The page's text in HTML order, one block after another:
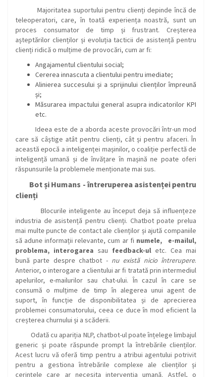
Majoritatea suportului pentru clienți depinde încă de
teleoperatori, care, în toată experiența noastră, sunt un
proces consumator de timp și frustrant. Creșterea
așteptărilor clienților și evoluția tacticii de asistență pentru
clienți ridică o mulțime de provocări, cum ar fi:
Angajamentul clientului social;
Cererea innascuta a clientului pentru imediate;
Alinierea succesului și a sprijinului clienților împreună
și;
Măsurarea impactului general asupra indicatorilor KPI
etc.
Ideea este de a aborda aceste provocări într-un mod
care să câștige atât pentru clienți, cât și pentru afaceri. În
această epocă a inteligenței mașinilor, o coaliție perfectă de
inteligență umană și de învățare în mașină ne poate oferi
răspunsurile la problemele menționate mai sus.
Bot și Humans - întreruperea asistenței pentru
clienți
Blocurile inteligente au început deja să influențeze
industria de asistență pentru clienți. Chatbot poate prelua
mai multe puncte de contact ale clienților și ajută companiile
să adune informații relevante, cum ar fi numele, e-mailul,
problema, interogareasau feedback-ul etc. Cea mai
bună parte despre chatbot - nu există nicio întrerupere.
Anterior, o interogare a clientului ar fi tratată prin intermediul
apelurilor, e-mailurilor sau chat-ului. În cazul în care se
consumă o mulțime de timp în alegerea unui agent de
suport, în funcție de disponibilitatea și de aprecierea
problemei consumatorului, ceea ce duce în mod eficient la
creșterea churnului și a scăderii.
Odată cu apariția NLP, chatbot-ul poate înțelege limbajul
generic și poate răspunde prompt la întrebările clienților.
Acest lucru vă oferă timp pentru a atribui agentului potrivit
pentru a gestiona întrebările complexe ale clienților și
cerințele care ar necesita intervenția umană. Astfel, o